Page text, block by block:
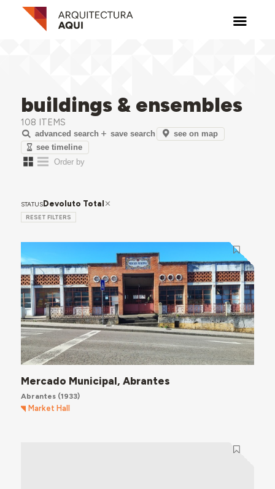
buildings & ensembles
108 ITEMS
advanced search save search
see on map
see timeline
STATUSDevoluto Total
RESET FILTERS
Mercado Municipal, Abrantes
Abrantes(1933)
Market Hall